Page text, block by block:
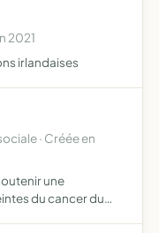
2021
irlandaises
· Créée en
une
du cancer du